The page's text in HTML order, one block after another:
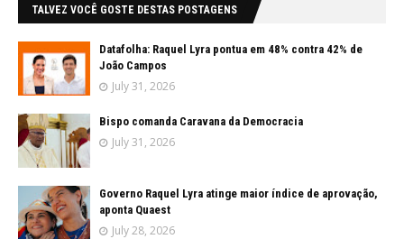
TALVEZ VOCÊ GOSTE DESTAS POSTAGENS
Datafolha: Raquel Lyra pontua em 48% contra 42% de
João Campos
July 31, 2026
Bispo comanda Caravana da Democracia
July 31, 2026
Governo Raquel Lyra atinge maior índice de aprovação,
aponta Quaest
July 28, 2026